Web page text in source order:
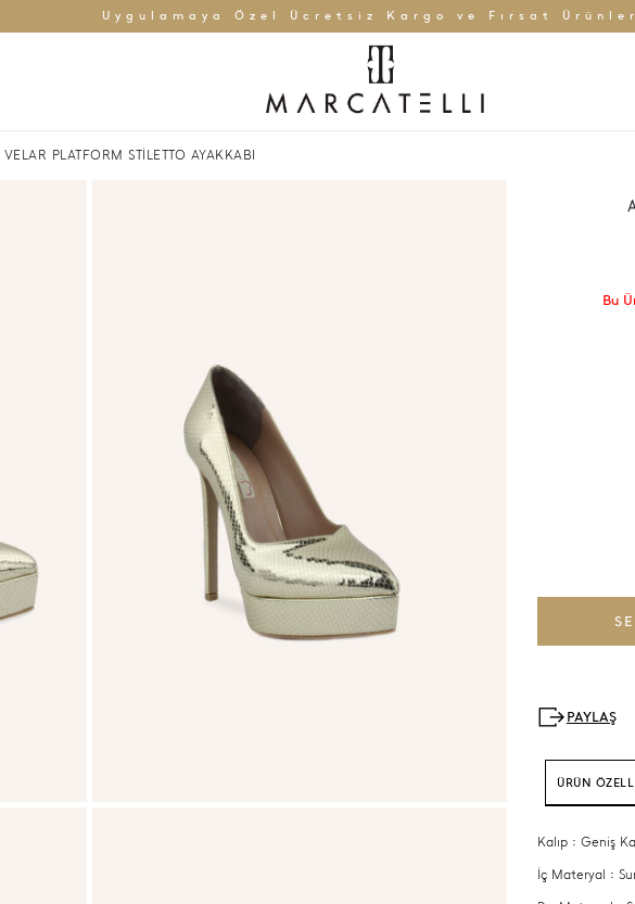
Uygulamaya Özel Ücretsiz Kargo ve Fırsat
| VELAR PLATFORM STİLETTO AYAKKABI
Bu
ÜRÜN
Kalıp : Geniş
İç Materyal :